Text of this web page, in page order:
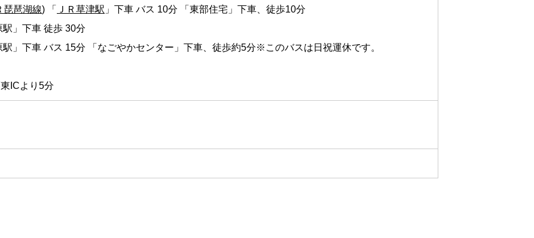
琵琶湖線) 「 ＪＲ草津駅 」下車 バス 10分 「東部住宅」下車、徒歩10分
駅」下車 徒歩 30分
駅」下車 バス 15分 「なごやかセンター」下車、徒歩約5分※このバスは日祝運休です。
ICより5分